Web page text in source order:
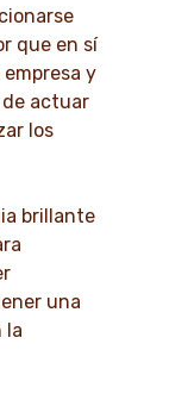
que en sí
y
de actuar
los
brillante
una
la